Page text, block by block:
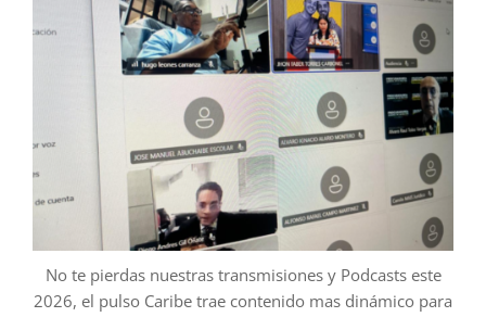
No te pierdas nuestras transmisiones y Podcasts este
2026, el pulso Caribe trae contenido mas dinámico para